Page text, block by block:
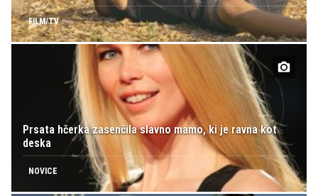
FILM/TV
Prsata hčerka zasenčila slavno mamo, ki je ravna kot
deska
NOVICE